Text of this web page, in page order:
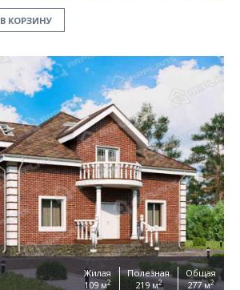
В КОРЗИНУ
Жилая
109 м2
Полезная
219 м2
Общая
277 м2